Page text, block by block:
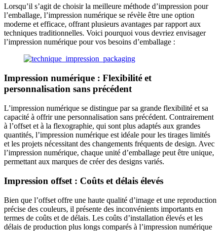
Lorsqu’il s’agit de choisir la meilleure méthode d’impression pour
l’emballage, l’impression numérique se révèle être une option
moderne et efficace, offrant plusieurs avantages par rapport aux
techniques traditionnelles. Voici pourquoi vous devriez envisager
l’impression numérique pour vos besoins d’emballage :
Impression numérique : Flexibilité et
personnalisation sans précédent
L’impression numérique se distingue par sa grande flexibilité et sa
capacité à offrir une personnalisation sans précédent. Contrairement
à l’offset et à la flexographie, qui sont plus adaptés aux grandes
quantités, l’impression numérique est idéale pour les tirages limités
et les projets nécessitant des changements fréquents de design. Avec
l’impression numérique, chaque unité d’emballage peut être unique,
permettant aux marques de créer des designs variés.
Impression offset : Coûts et délais élevés
Bien que l’offset offre une haute qualité d’image et une reproduction
précise des couleurs, il présente des inconvénients importants en
termes de coûts et de délais. Les coûts d’installation élevés et les
délais de production plus longs comparés à l’impression numérique